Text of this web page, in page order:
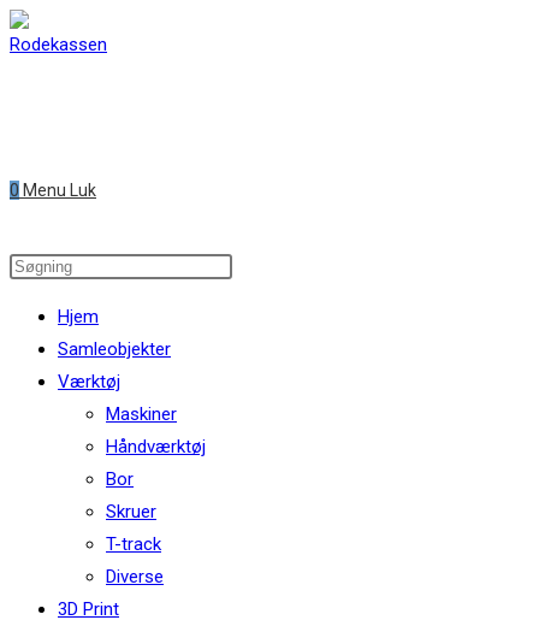
Skip
to
0 Menu Luk
Search
website
Hjem
Samleobjekter
Værktøj
Maskiner
Håndværktøj
Bor
Skruer
T-track
Diverse
3D Print